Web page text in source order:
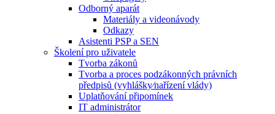
Odborný aparát
Materiály a videonávody
Odkazy
Asistenti PSP a SEN
Školení pro uživatele
Tvorba zákonů
Tvorba a proces podzákonných právních
předpisů (vyhlášky⁄nařízení vlády)
Uplatňování připomínek
IT administrátor